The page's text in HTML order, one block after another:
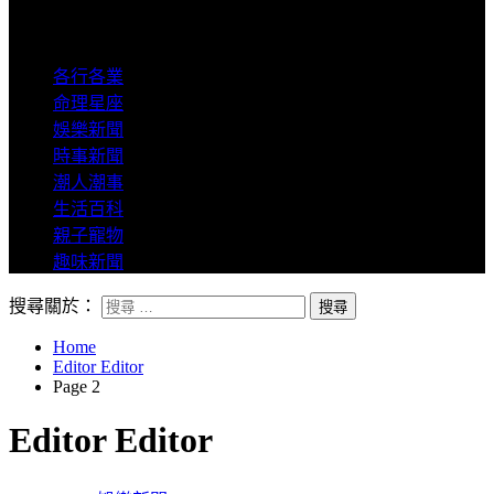
各行各業
命理星座
娛樂新聞
時事新聞
潮人潮事
生活百科
親子寵物
趣味新聞
搜尋關於：
Home
Editor Editor
Page 2
Editor Editor